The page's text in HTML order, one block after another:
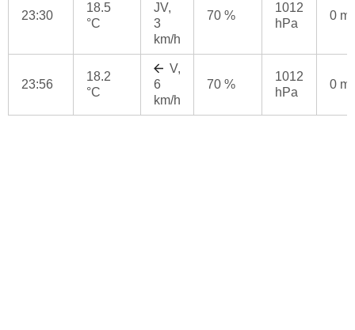
23:30
18.5
°C
JV,
3
km/h
70 %
1012
hPa
0
23:56
18.2
°C
V,
6
km/h
70 %
1012
hPa
0